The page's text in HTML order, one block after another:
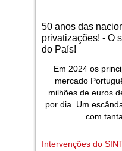
50 anos das
privatizações! - O
do País!
Em 2024 os
mercado
milhões de euros
por dia. Um
com
Intervenções do